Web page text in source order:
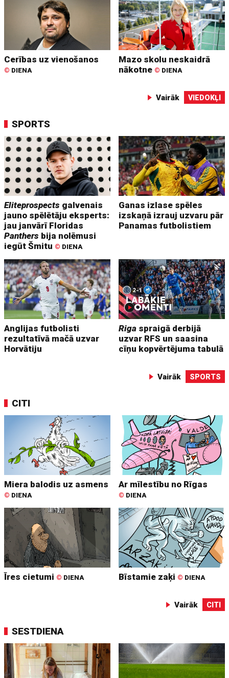
Cerības uz vienošanos
© DIENA
Mazo skolu neskaidrā
nākotne © DIENA
Vairāk VIEDOKĻI
SPORTS
Eliteprospects galvenais
jauno spēlētāju eksperts:
jau janvārī Floridas
Panthers bija nolēmusi
iegūt Šmitu © DIENA
Ganas izlase spēles
izskaņā izrauj uzvaru pār
Panamas futbolistiem
Anglijas futbolisti
rezultatīvā mačā uzvar
Horvātiju
Riga spraigā derbijā
uzvar RFS un saasina
cīņu kopvērtējuma tabulā
Vairāk SPORTS
CITI
Miera balodis uz asmens
© DIENA
Ar mīlestību no Rīgas
© DIENA
Īres cietumi © DIENA Bīstamie zaķi © DIENA
Vairāk CITI
SESTDIENA